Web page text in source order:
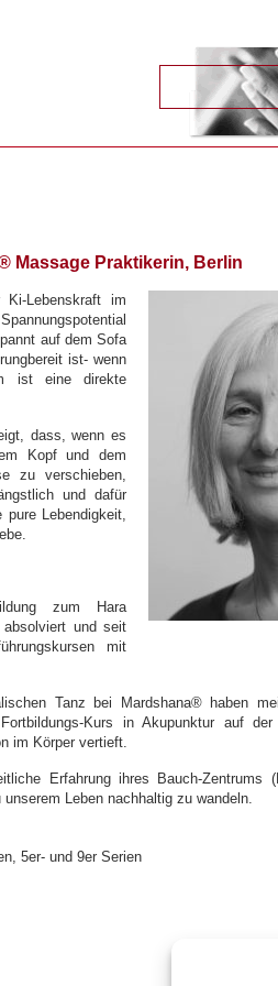
Massage Praktikerin, Berlin
Ki-Lebenskraft im
auf dem Sofa
ist- wenn
ist eine direkte
dass, wenn es
Kopf und dem
zu verschieben,
und dafür
Lebendigkeit,
zum Hara
und seit
mit
Tanz bei Mardshana® haben
Kurs in Akupunktur auf
im Körper vertieft.
Erfahrung ihres Bauch-Zentrums
Leben nachhaltig zu wandeln.
5er- und 9er Serien